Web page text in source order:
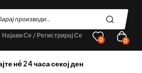
Најави Се / Регистрирај Се
0 0
нé 24 часа секој ден